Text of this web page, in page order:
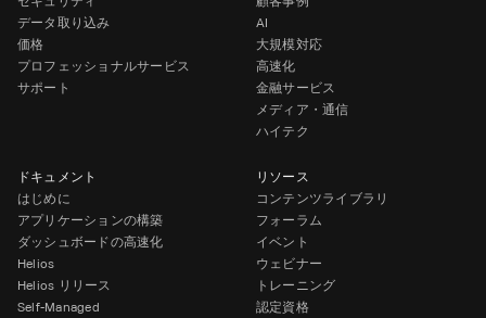
データ取り込み
価格
プロフェッショナルサービス
サポート
AI
大規模対応
高速化
金融サービス
メディア・通信
ハイテク
ドキュメント
はじめに
アプリケーションの構築
ダッシュボードの高速化
Helios
Helios リリース
Self-Managed
リソース
コンテンツライブラリ
フォーラム
イベント
ウェビナー
トレーニング
認定資格